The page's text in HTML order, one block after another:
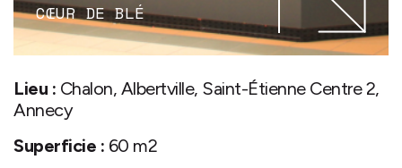
CŒUR DE BLÉ
Lieu : Chalon, Albertville, Saint-Étienne Centre 2,
Annecy
Superficie : 60 m2